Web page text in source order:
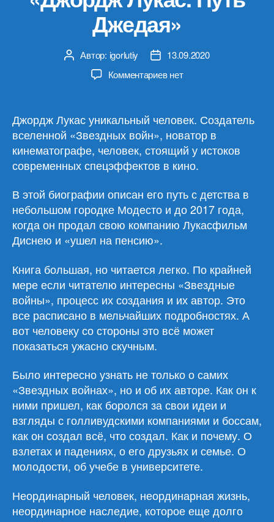
Джедая»
Автор
записи
Автор: igorlutiy
Дата13.09.2020
Комментариевк
Джонс
«Джордж
Лукас.
Путь
нет
Джордж Лукас уникальный человек. Создатель
вселенной «Звездных войн», новатор в
кинематографе, человек, стоящий у истоков
современных спецэффектов в кино.
В этой биографии описан его путь с детства в
небольшом городке Модесто и до 2017 года,
когда он продал свою компанию Лукасфильм
Диснею и «ушел на пенсию».
Книга большая, но читается легко. По крайней
мере если читателю интересны «Звездные
войны», процесс их создания и их автор. Это
все расписано в мельчайших подробностях. А
вот человеку со стороны это всё может
показаться ужасно скучным.
Было интересно узнать не только о самих
«Звездных войнах», но и об их авторе. Как он к
ними пришел, как боролся за свои идеи и
взгляды с голливудскими компаниями и боссам,
как он создал всё, что создал. Как и почему. О
взлетах и падениях, о его друзьях и семье. О
молодости, об учебе в университете.
Неординарный человек, неординарная жизнь,
неординарное наследие, которое еще долго